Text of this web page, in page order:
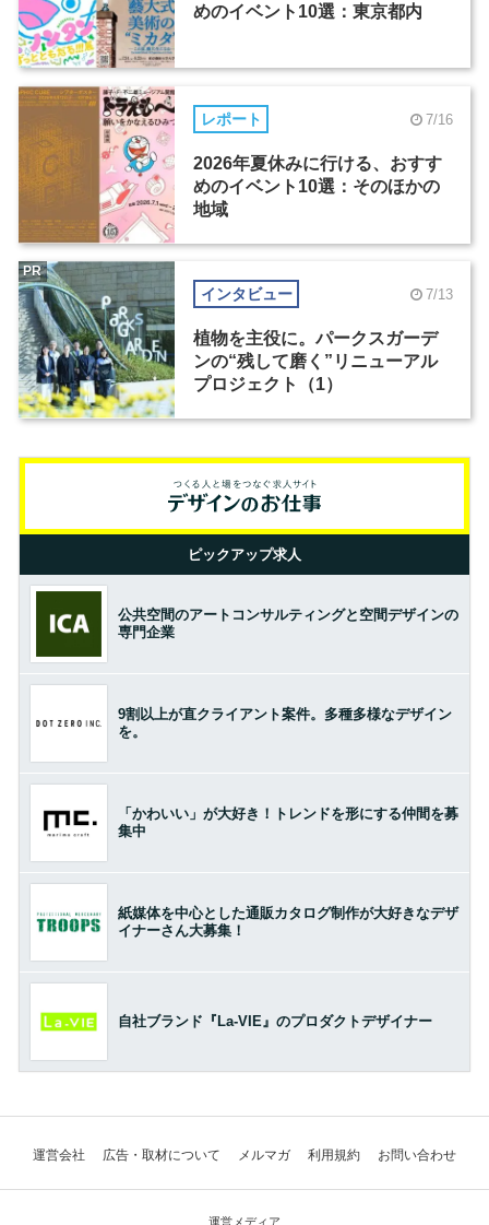
めのイベント10選：東京都内
レポート 7/16
2026年夏休みに行ける、おすす
めのイベント10選：そのほかの
地域
インタビュー 7/13
植物を主役に。パークスガーデ
ンの“残して磨く”リニューアル
プロジェクト（1）
PR
ピックアップ求人
公共空間のアートコンサルティングと空間デザインの
専門企業
9割以上が直クライアント案件。多種多様なデザイン
を。
「かわいい」が大好き！トレンドを形にする仲間を募
集中
紙媒体を中心とした通販カタログ制作が大好きなデザ
イナーさん大募集！
自社ブランド『La-VIE』のプロダクトデザイナー
運営会社 広告・取材について メルマガ 利用規約 お問い合わせ
運営メディア